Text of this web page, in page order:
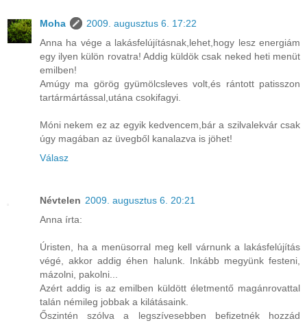
Moha
2009. augusztus 6. 17:22
Anna ha vége a lakásfelújításnak,lehet,hogy lesz energiám
egy ilyen külön rovatra! Addig küldök csak neked heti menüt
emilben!
Amúgy ma görög gyümölcsleves volt,és rántott patisszon
tartármártással,utána csokifagyi.
Móni nekem ez az egyik kedvencem,bár a szilvalekvár csak
úgy magában az üvegből kanalazva is jöhet!
Válasz
Névtelen 2009. augusztus 6. 20:21
Anna írta:
Úristen, ha a menüsorral meg kell várnunk a lakásfelújítás
végé, akkor addig éhen halunk. Inkább megyünk festeni,
mázolni, pakolni...
Azért addig is az emilben küldött életmentő magánrovattal
talán némileg jobbak a kilátásaink.
Őszintén szólva a legszívesebben befizetnék hozzád